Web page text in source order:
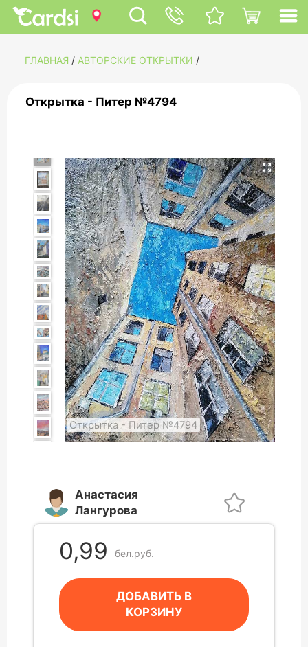
ГЛАВНАЯ / АВТОРСКИЕ ОТКРЫТКИ /
Открытка - Питер №4794
Открытка - Питер №4794
Анастасия
Лангурова
0,99 бел.руб.
ДОБАВИТЬ В
КОРЗИНУ